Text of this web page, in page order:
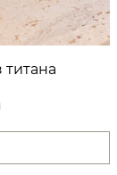
Текущая